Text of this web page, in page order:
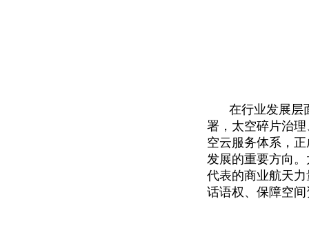
在行业发展层
署，太空碎片治
空云服务体系，
发展的重要方向
代表的商业航天
话语权、保障空